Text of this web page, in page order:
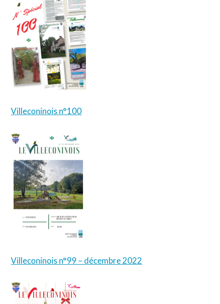
Villeconinois n°100
Villeconinois n°99 – décembre 2022